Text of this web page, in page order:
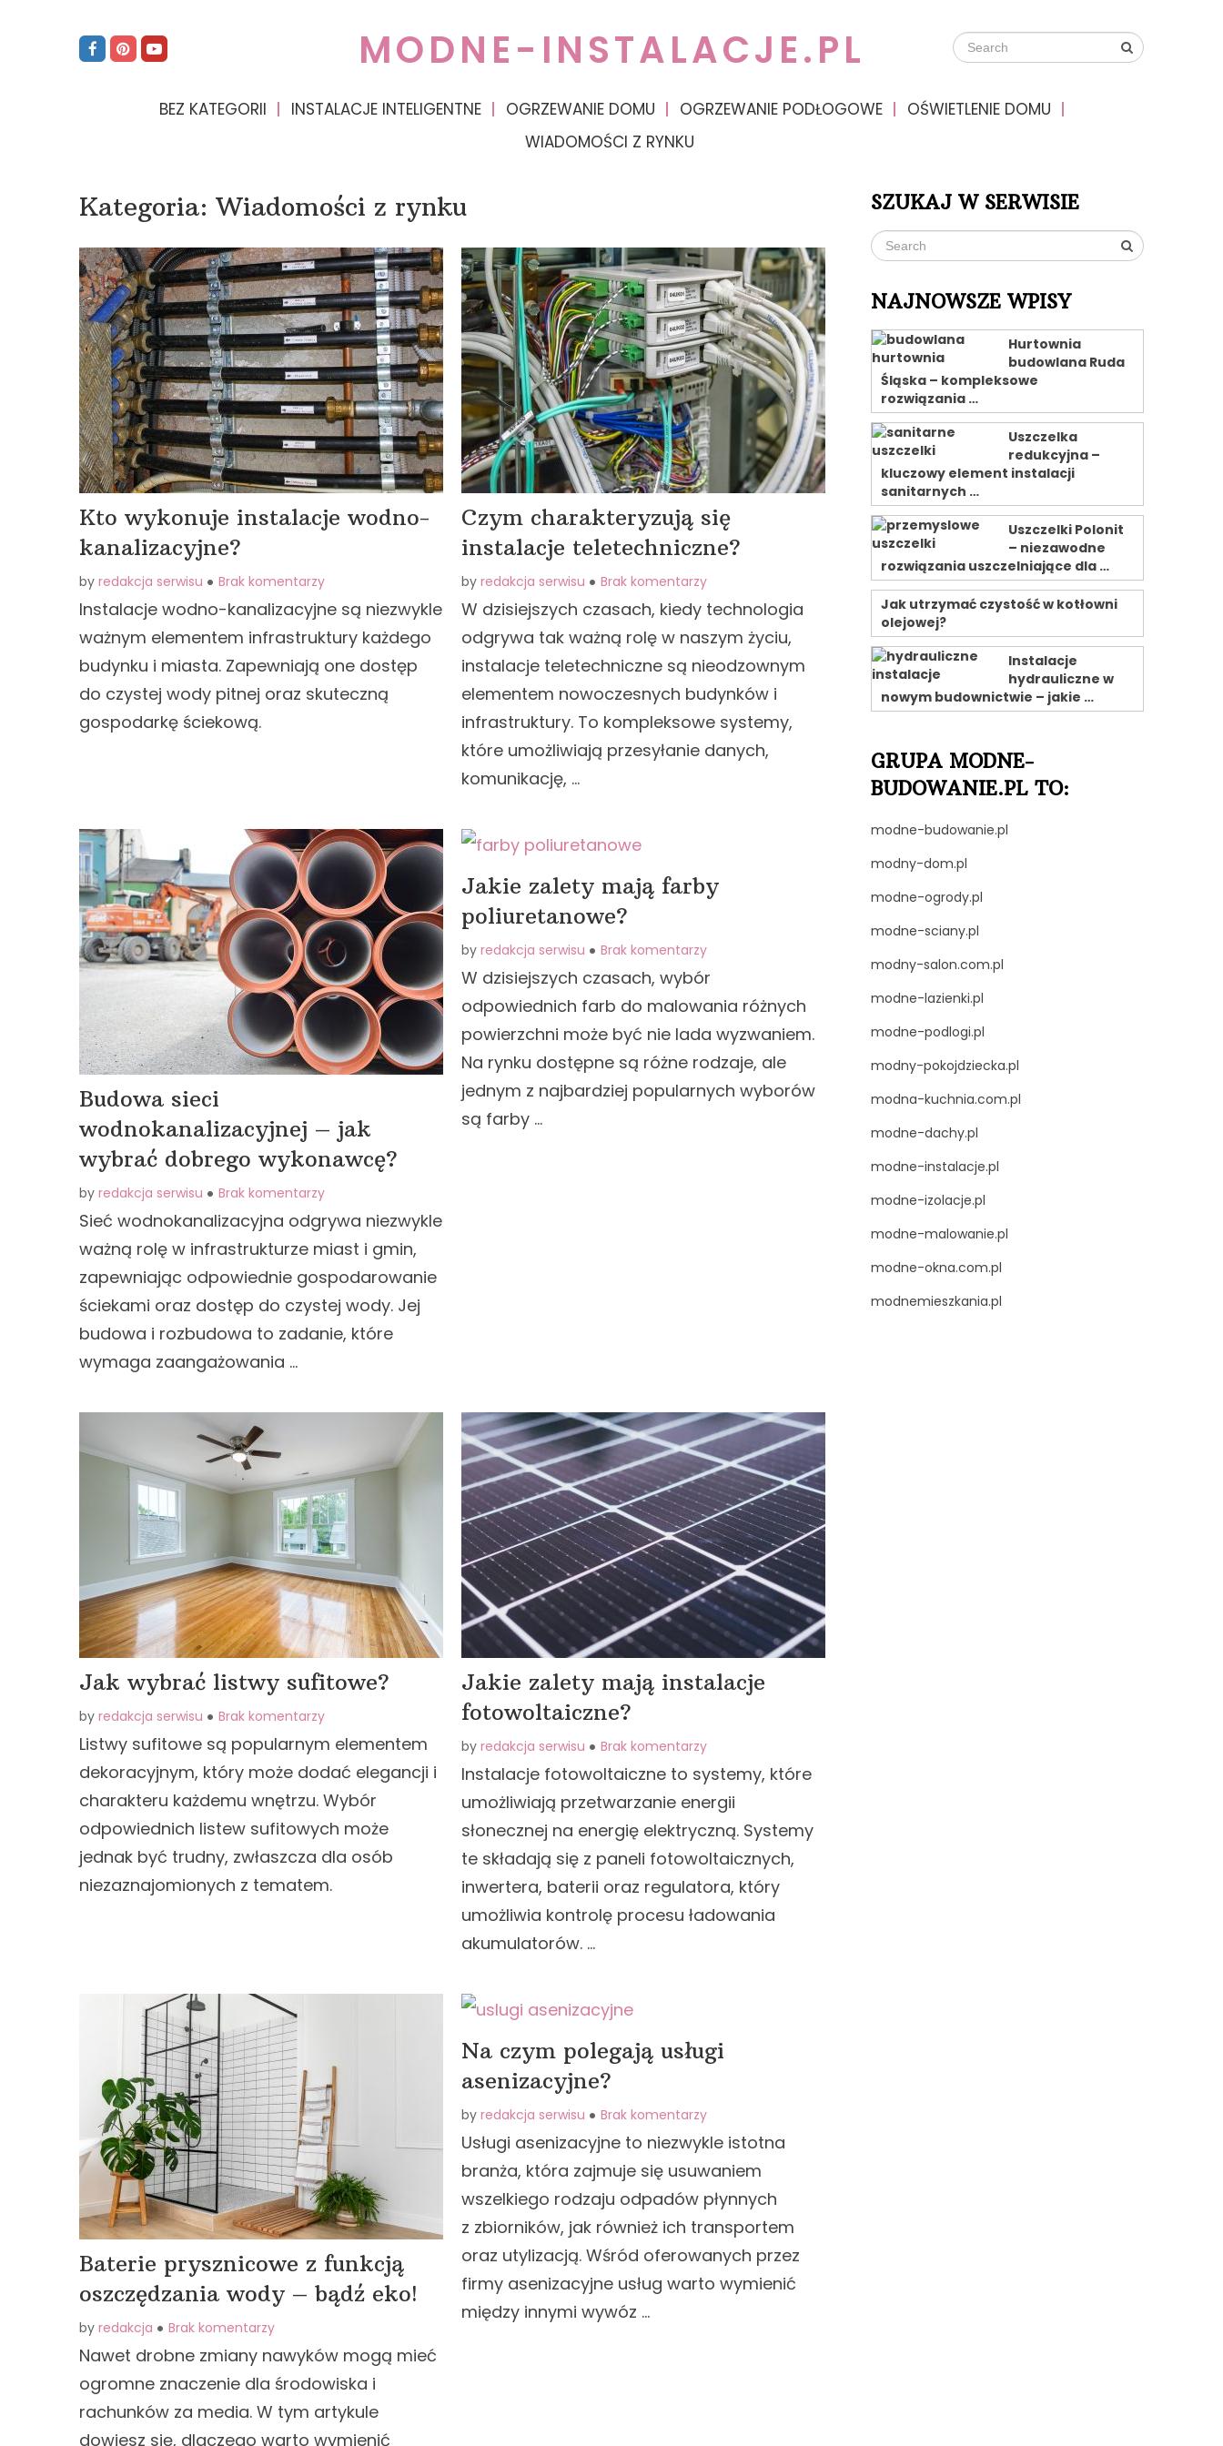
MODNE-INSTALACJE.PL
BEZ KATEGORII INSTALACJE INTELIGENTNE OGRZEWANIE DOMU OGRZEWANIE PODŁOGOWE
OŚWIETLENIE DOMU
WIADOMOŚCI Z RYNKU
Kategoria: Wiadomości z rynku
Kto wykonuje instalacje wodno-
kanalizacyjne?
by redakcja serwisu Brak komentarzy
Instalacje wodno-kanalizacyjne są niezwykle
ważnym elementem infrastruktury każdego
budynku i miasta. Zapewniają one dostęp
do czystej wody pitnej oraz skuteczną
gospodarkę ściekową.
Czym charakteryzują się
instalacje teletechniczne?
by redakcja serwisu Brak komentarzy
W dzisiejszych czasach, kiedy technologia
odgrywa tak ważną rolę w naszym życiu,
instalacje teletechniczne są nieodzownym
elementem nowoczesnych budynków i
infrastruktury. To kompleksowe systemy,
które umożliwiają przesyłanie danych,
komunikację, …
Budowa sieci
wodnokanalizacyjnej – jak
wybrać dobrego wykonawcę?
by redakcja serwisu Brak komentarzy
Sieć wodnokanalizacyjna odgrywa niezwykle
ważną rolę w infrastrukturze miast i gmin,
zapewniając odpowiednie gospodarowanie
ściekami oraz dostęp do czystej wody. Jej
budowa i rozbudowa to zadanie, które
wymaga zaangażowania …
Jakie zalety mają farby
poliuretanowe?
by redakcja serwisu Brak komentarzy
W dzisiejszych czasach, wybór
odpowiednich farb do malowania różnych
powierzchni może być nie lada wyzwaniem.
Na rynku dostępne są różne rodzaje, ale
jednym z najbardziej popularnych wyborów
są farby …
Jak wybrać listwy sufitowe?
by redakcja serwisu Brak komentarzy
Listwy sufitowe są popularnym elementem
dekoracyjnym, który może dodać elegancji i
charakteru każdemu wnętrzu. Wybór
odpowiednich listew sufitowych może
jednak być trudny, zwłaszcza dla osób
niezaznajomionych z tematem.
Jakie zalety mają instalacje
fotowoltaiczne?
by redakcja serwisu Brak komentarzy
Instalacje fotowoltaiczne to systemy, które
umożliwiają przetwarzanie energii
słonecznej na energię elektryczną. Systemy
te składają się z paneli fotowoltaicznych,
inwertera, baterii oraz regulatora, który
umożliwia kontrolę procesu ładowania
akumulatorów. …
Baterie prysznicowe z funkcją
oszczędzania wody – bądź eko!
by redakcja Brak komentarzy
Nawet drobne zmiany nawyków mogą mieć
ogromne znaczenie dla środowiska i
rachunków za media. W tym artykule
dowiesz się, dlaczego warto wymienić
Na czym polegają usługi
asenizacyjne?
by redakcja serwisu Brak komentarzy
Usługi asenizacyjne to niezwykle istotna
branża, która zajmuje się usuwaniem
wszelkiego rodzaju odpadów płynnych
z zbiorników, jak również ich transportem
oraz utylizacją. Wśród oferowanych przez
firmy asenizacyjne usług warto wymienić
między innymi wywóz …
SZUKAJ W SERWISIE
NAJNOWSZE WPISY
Hurtownia
budowlana Ruda
Śląska – kompleksowe
rozwiązania …
Uszczelka
redukcyjna –
kluczowy element instalacji
sanitarnych …
Uszczelki Polonit
– niezawodne
rozwiązania uszczelniające dla …
Jak utrzymać czystość w kotłowni
olejowej?
Instalacje
hydrauliczne w
nowym budownictwie – jakie …
GRUPA MODNE-
BUDOWANIE.PL TO:
modne-budowanie.pl
modny-dom.pl
modne-ogrody.pl
modne-sciany.pl
modny-salon.com.pl
modne-lazienki.pl
modne-podlogi.pl
modny-pokojdziecka.pl
modna-kuchnia.com.pl
modne-dachy.pl
modne-instalacje.pl
modne-izolacje.pl
modne-malowanie.pl
modne-okna.com.pl
modnemieszkania.pl